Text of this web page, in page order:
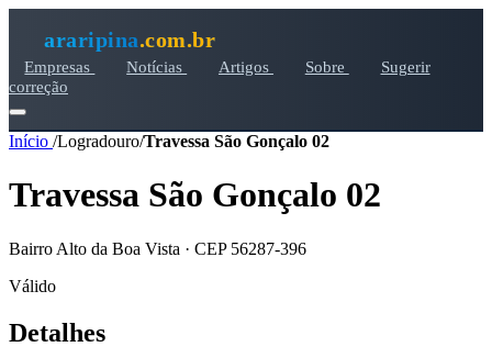
araripina.com.br
Empresas Notícias Artigos Sobre
Sugerir
correção
Início /Logradouro/Travessa São Gonçalo 02
Travessa São Gonçalo 02
Bairro Alto da Boa Vista · CEP 56287-396
Válido
Detalhes